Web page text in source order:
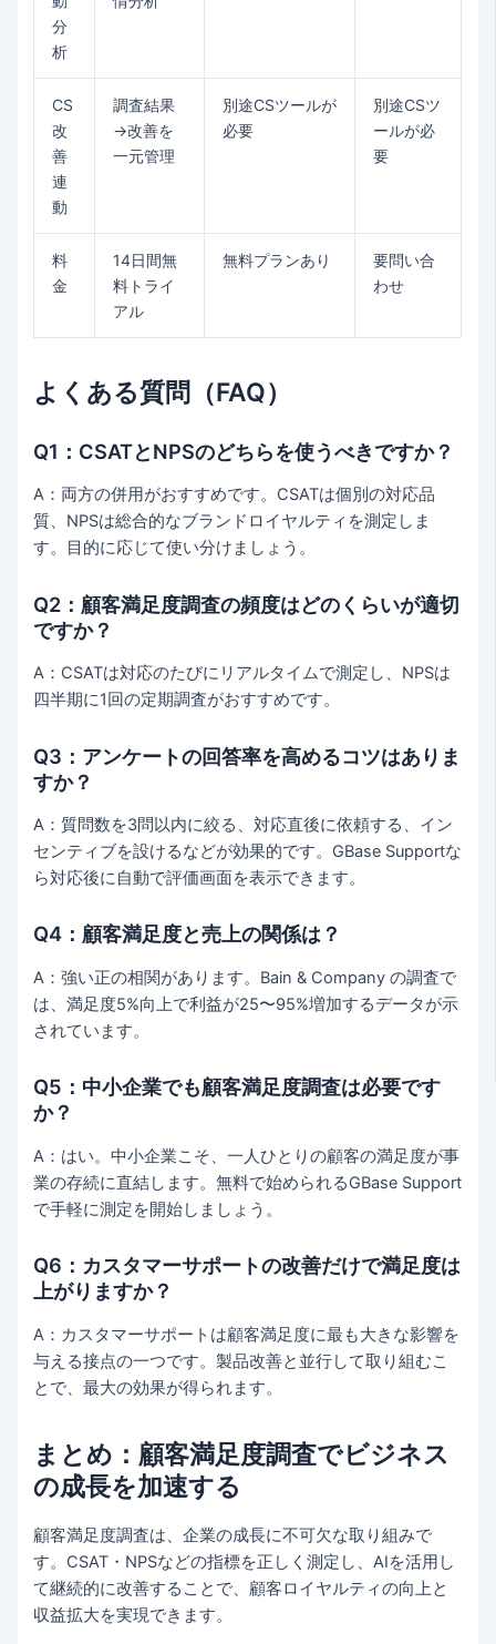
分
析
CS
改
善
連
動
調査結果
→改善を
一元管理
別途CSツールが
必要
別途CSツ
ールが必
要
料
金
14日間無
料トライ
アル
無料プランあり
要問い合
わせ
よくある質問（FAQ）
Q1：CSATとNPSのどちらを使うべきですか？
A：両方の併用がおすすめです。CSATは個別の対応品
質、NPSは総合的なブランドロイヤルティを測定しま
す。目的に応じて使い分けましょう。
Q2：顧客満足度調査の頻度はどのくらいが適切
ですか？
A：CSATは対応のたびにリアルタイムで測定し、NPSは
四半期に1回の定期調査がおすすめです。
Q3：アンケートの回答率を高めるコツはありま
すか？
A：質問数を3問以内に絞る、対応直後に依頼する、イン
センティブを設けるなどが効果的です。GBase Supportな
ら対応後に自動で評価画面を表示できます。
Q4：顧客満足度と売上の関係は？
A：強い正の相関があります。Bain & Company の調査で
は、満足度5%向上で利益が25〜95%増加するデータが示
されています。
Q5：中小企業でも顧客満足度調査は必要です
か？
A：はい。中小企業こそ、一人ひとりの顧客の満足度が事
業の存続に直結します。無料で始められるGBase Support
で手軽に測定を開始しましょう。
Q6：カスタマーサポートの改善だけで満足度は
上がりますか？
A：カスタマーサポートは顧客満足度に最も大きな影響を
与える接点の一つです。製品改善と並行して取り組むこ
とで、最大の効果が得られます。
まとめ：顧客満足度調査でビジネス
の成長を加速する
顧客満足度調査は、企業の成長に不可欠な取り組みで
す。CSAT・NPSなどの指標を正しく測定し、AIを活用し
て継続的に改善することで、顧客ロイヤルティの向上と
収益拡大を実現できます。